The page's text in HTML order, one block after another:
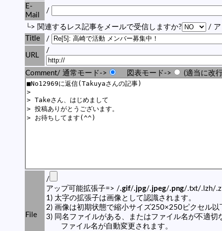
E-
Mail
/
└> 関連するレス記事をメールで受信しますか?
/ ア
Title
/
URL
/
Comment/ 通常モード-> 図表モード-> (適当に改
File
/
アップ可能拡張子=> /.gif/.jpg/.jpeg/.png/.txt/.lzh/
1) 太字の拡張子は画像として認識されます。
2) 画像は初期状態で縮小サイズ250×250ピクセル以
3) 同名ファイルがある、またはファイル名が不適切
ファイル名が自動変更されます。